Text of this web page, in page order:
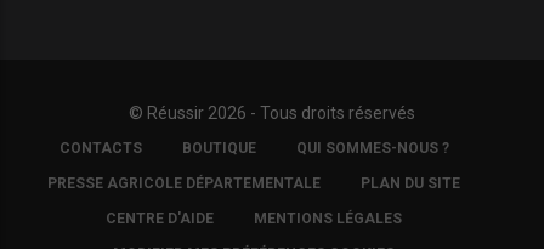
© Réussir 2026 - Tous droits réservés
FOOTER
COPYRIGHT
CONTACTS BOUTIQUE QUI SOMMES-NOUS ?
PRESSE AGRICOLE DÉPARTEMENTALE PLAN DU SITE
CENTRE D'AIDE MENTIONS LÉGALES